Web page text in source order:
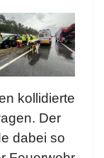
kollidierte
Der
dabei so